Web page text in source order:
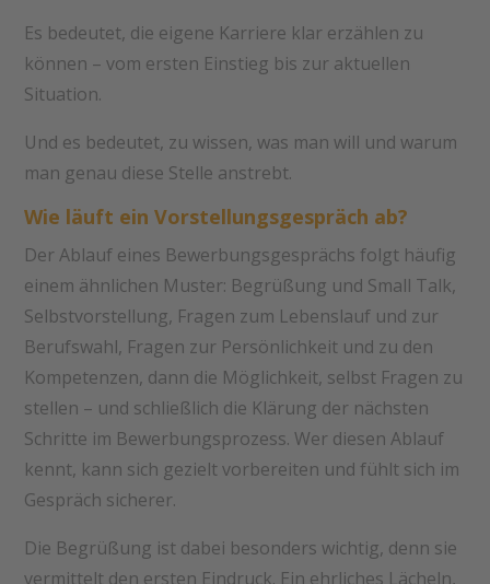
Es bedeutet, die eigene Karriere klar erzählen zu
können – vom ersten Einstieg bis zur aktuellen
Situation.
Und es bedeutet, zu wissen, was man will und warum
man genau diese Stelle anstrebt.
Wie läuft ein Vorstellungsgespräch ab?
Der Ablauf eines Bewerbungsgesprächs folgt häufig
einem ähnlichen Muster: Begrüßung und Small Talk,
Selbstvorstellung, Fragen zum Lebenslauf und zur
Berufswahl, Fragen zur Persönlichkeit und zu den
Kompetenzen, dann die Möglichkeit, selbst Fragen zu
stellen – und schließlich die Klärung der nächsten
Schritte im Bewerbungsprozess. Wer diesen Ablauf
kennt, kann sich gezielt vorbereiten und fühlt sich im
Gespräch sicherer.
Die Begrüßung ist dabei besonders wichtig, denn sie
vermittelt den ersten Eindruck. Ein ehrliches Lächeln,